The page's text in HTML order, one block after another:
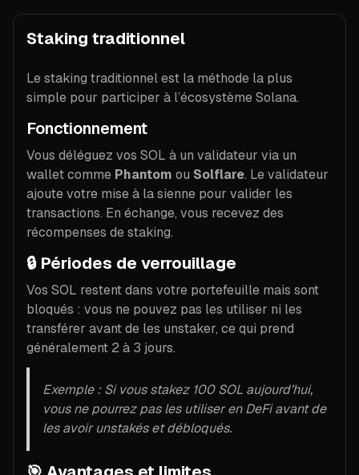
Staking traditionnel
Le staking traditionnel est la méthode la plus
simple pour participer à l’écosystème Solana.
Fonctionnement
Vous déléguez vos SOL à un validateur via un
wallet comme Phantom ou Solflare. Le validateur
ajoute votre mise à la sienne pour valider les
transactions. En échange, vous recevez des
récompenses de staking.
🔒 Périodes de verrouillage
Vos SOL restent dans votre portefeuille mais sont
bloqués : vous ne pouvez pas les utiliser ni les
transférer avant de les unstaker, ce qui prend
généralement 2 à 3 jours.
Exemple : Si vous stakez 100 SOL aujourd’hui,
vous ne pourrez pas les utiliser en DeFi avant de
les avoir unstakés et débloqués.